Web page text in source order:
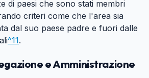
di paesi che sono stati membri
criteri come che l'area sia
dal suo paese padre e fuori dalle
^11.
e Amministrazione